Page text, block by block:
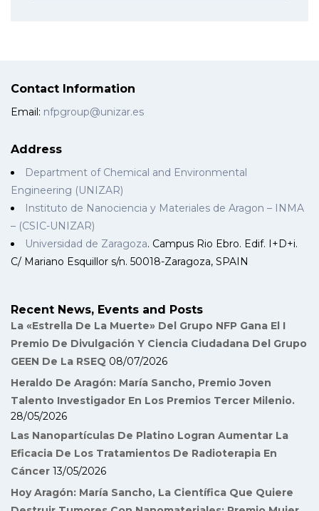
Contact Information
Email: nfpgroup@unizar.es
Address
Department of Chemical and Environmental
Engineering (UNIZAR)
Instituto de Nanociencia y Materiales de Aragon – INMA
– (CSIC-UNIZAR)
Universidad de Zaragoza. Campus Rio Ebro. Edif. I+D+i.
C/ Mariano Esquillor s/n. 50018-Zaragoza, SPAIN
Recent News, Events and Posts
La «Estrella De La Muerte» Del Grupo NFP Gana El I
Premio De Divulgación Y Ciencia Ciudadana Del Grupo
GEEN De La RSEQ 08/07/2026
Heraldo De Aragón: María Sancho, Premio Joven
Talento Investigador En Los Premios Tercer Milenio.
28/05/2026
Las Nanopartículas De Platino Logran Aumentar La
Eficacia De Los Tratamientos De Radioterapia En
Cáncer 13/05/2026
Hoy Aragón: María Sancho, La Científica Que Quiere